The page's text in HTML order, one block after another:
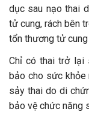
dục sau nạo thai
tử cung, rách bên
tổn thương tử cung
Chỉ có thai trở lại
bảo cho sức khỏe
sảy thai do di
bảo vệ chức năng